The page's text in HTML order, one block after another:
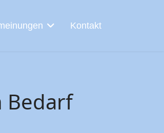
Kontakt
Bedarf